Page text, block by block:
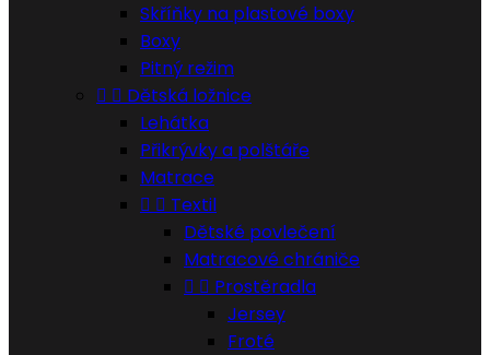
Skříňky na plastové boxy
Boxy
Pitný režim
  Dětská ložnice
Lehátka
Přikrývky a polštáře
Matrace
  Textil
Dětské povlečení
Matracové chrániče
  Prostěradla
Jersey
Froté